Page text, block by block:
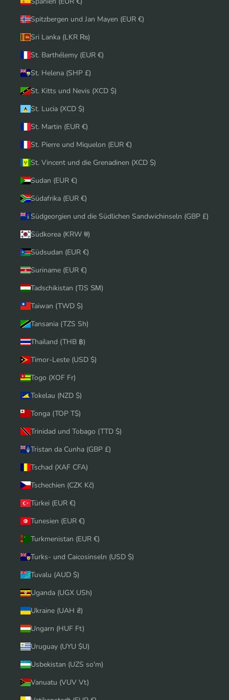
Spitzbergen und Jan Mayen (EUR €)
Sri Lanka (LKR ₨)
St. Barthélemy (EUR €)
St. Helena (SHP £)
St. Kitts und Nevis (XCD $)
St. Lucia (XCD $)
St. Martin (EUR €)
St. Pierre und Miquelon (EUR €)
St. Vincent und die Grenadinen (XCD $)
Sudan (EUR €)
Südafrika (EUR €)
Südgeorgien und die Südlichen Sandwichinseln (GBP £)
Südkorea (KRW ₩)
Südsudan (EUR €)
Suriname (EUR €)
Tadschikistan (TJS ЅМ)
Taiwan (TWD $)
Tansania (TZS Sh)
Thailand (THB ฿)
Timor-Leste (USD $)
Togo (XOF Fr)
Tokelau (NZD $)
Tonga (TOP T$)
Trinidad und Tobago (TTD $)
Tristan da Cunha (GBP £)
Tschad (XAF CFA)
Tschechien (CZK Kč)
Türkei (EUR €)
Tunesien (EUR €)
Turkmenistan (EUR €)
Turks- und Caicosinseln (USD $)
Tuvalu (AUD $)
Uganda (UGX USh)
Ukraine (UAH ₴)
Ungarn (HUF Ft)
Uruguay (UYU $U)
Usbekistan (UZS so'm)
Vanuatu (VUV Vt)